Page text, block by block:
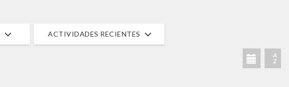
ACTIVIDADES RECIENTES
A
Z